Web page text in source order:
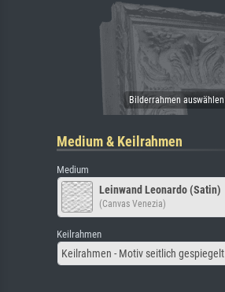
Medium & Keilrahmen
Medium
Leinwand Leonardo (Satin)
(Canvas Venezia)
Keilrahmen
Keilrahmen - Motiv seitlich gespiegelt